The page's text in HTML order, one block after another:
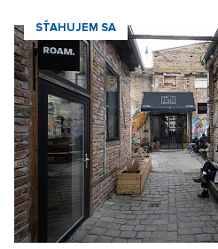
SŤAHUJEM SA